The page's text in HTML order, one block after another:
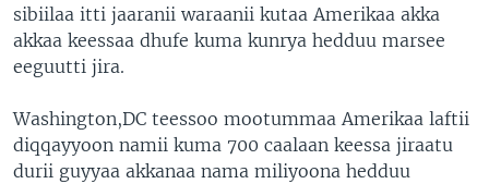
sibiilaa itti jaaranii waraanii kutaa Amerikaa akka
akkaa keessaa dhufe kuma kunrya hedduu marsee
eeguutti jira.
Washington,DC teessoo mootummaa Amerikaa laftii
diqqayyoon namii kuma 700 caalaan keessa jiraatu
durii guyyaa akkanaa nama miliyoona hedduu